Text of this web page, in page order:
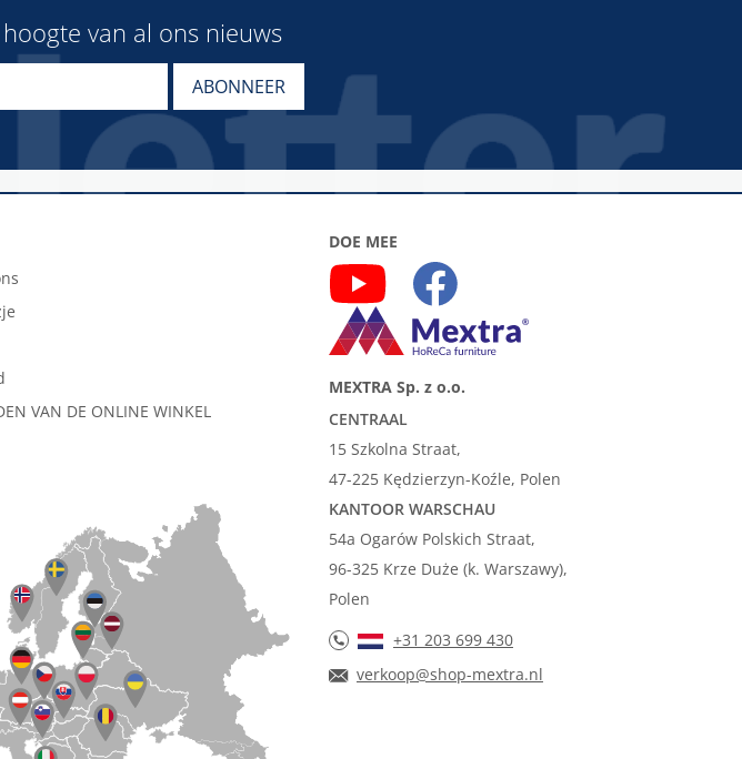
van al ons nieuws
VAN DE ONLINE WINKEL
DOE MEE
MEXTRA Sp. z o.o.
CENTRAAL
15 Szkolna Straat,
47-225 Kędzierzyn-Koźle, Polen
KANTOOR WARSCHAU
54a Ogarów Polskich Straat,
96-325 Krze Duże (k. Warszawy),
Polen
+31 203 699 430
verkoop@shop-mextra.nl